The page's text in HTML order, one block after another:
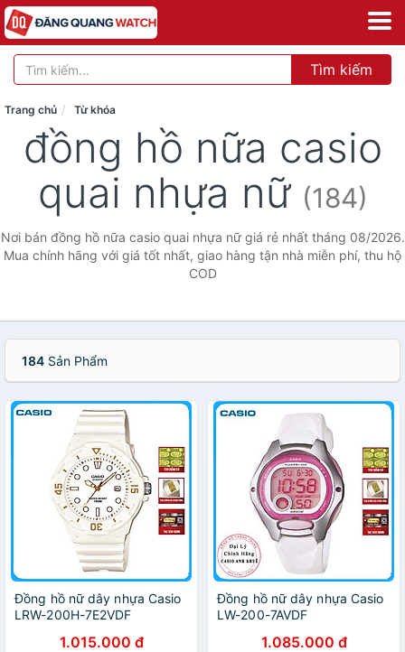
Tìm kiếm
Trang chủ Từ khóa
đồng hồ nữa casio
quai nhựa nữ (184)
Nơi bán đồng hồ nữa casio quai nhựa nữ giá rẻ nhất tháng 08/2026.
Mua chính hãng với giá tốt nhất, giao hàng tận nhà miễn phí, thu hộ
COD
184 Sản Phẩm
Đồng hồ nữ dây nhựa Casio
LRW-200H-7E2VDF
1.015.000 đ
Đồng hồ nữ dây nhựa Casio
LW-200-7AVDF
1.085.000 đ